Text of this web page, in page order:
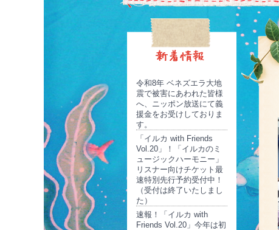
令和8年 ベネズエラ大地
震で被害にあわれた皆様
へ、ニッポン放送にて義
援金をお受けしておりま
す。
「イルカ with Friends
Vol.20」！「イルカのミ
ュージックハーモニー」
リスナー向けチケット最
速特別先行予約受付中！
（受付は終了いたしまし
た）
速報！「イルカ with
Friends Vol.20」今年は初